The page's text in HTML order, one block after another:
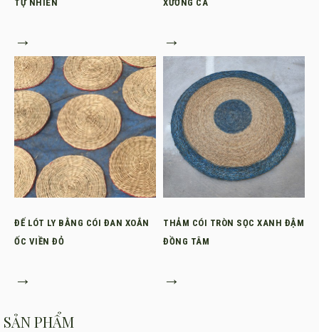
TỰ NHIÊN
→
XƯƠNG CÁ
→
ĐẾ LÓT LY BẰNG CÓI ĐAN XOẮN
ỐC VIỀN ĐỎ
→
THẢM CÓI TRÒN SỌC XANH ĐẬM
ĐỒNG TÂM
→
SẢN PHẨM